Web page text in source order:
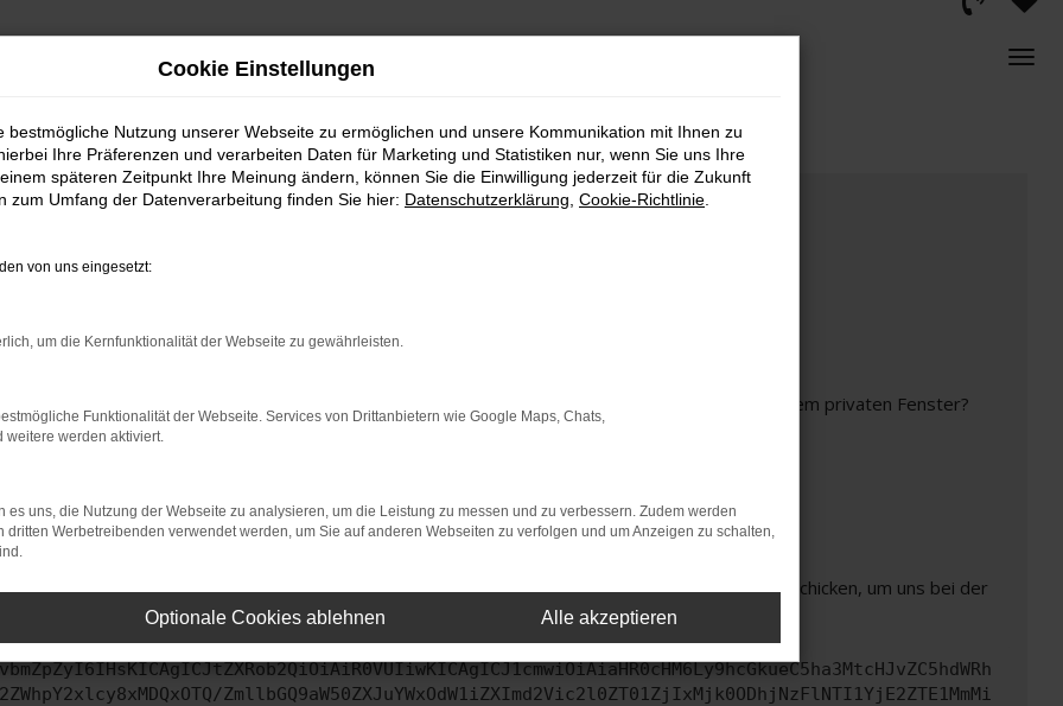
bestimmter Seiten verhindern. Funktioniert die Seite in einem anderen Browser oder in einem privaten Fenster?
beheben.
auf dem neuesten Stand sind.
kann auch dazu führen, dass bestimmte Funktionen nicht mehr unterstützt werden.
uns bitte. Wir werden versuchen, das Problem zu beheben. Du kannst uns diesen Text schicken, um uns bei der
ZmllbGQ9aW50ZXJuYWxOdW1iZXImd2Vic2l0ZT01ZjIxMjk0ODhjNzFlNTI1YjE2ZTE1MmMi
Cookie Einstellungen
bestmögliche Nutzung unserer Webseite zu ermöglichen und unsere Kommunikation mit Ihnen zu
Ihre Präferenzen und verarbeiten Daten für Marketing und Statistiken nur, wenn Sie uns Ihre
späteren Zeitpunkt Ihre Meinung ändern, können Sie die Einwilligung jederzeit für die Zukunft
zum Umfang der Datenverarbeitung finden Sie hier: Datenschutzerklärung Cookie-Richtlinie
von uns eingesetzt:
um die Kernfunktionalität der Webseite zu gewährleisten.
Funktionalität der Webseite. Services von Drittanbietern wie Google Maps, Chats,
weitere werden aktiviert.
es uns, die Nutzung der Webseite zu analysieren, um die Leistung zu messen und zu verbessern. Zudem werden
dritten Werbetreibenden verwendet werden, um Sie auf anderen Webseiten zu verfolgen und um Anzeigen zu schalten,
Optionale Cookies ablehnen Alle akzeptieren